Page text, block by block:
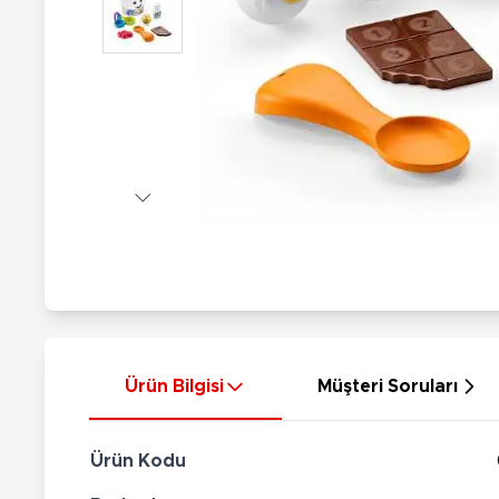
Hayvan Figürler
Çeşitli Figürler
Silah Setleri
Kılıç Setleri
Ok Setleri
Ürün Bilgisi Müşteri Soruları
Ürün Kodu